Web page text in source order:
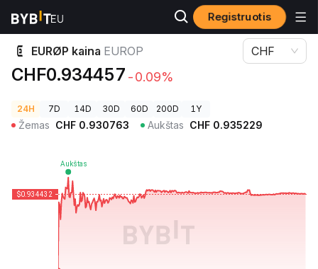
Registruotis
Kriptovaliutų kainos EURØP kaina EUROP
EURØP kaina EUROP
CHF0.934457 -0.09%
CHF
24H 7D 14D 30D 60D 200D 1Y
Žemas CHF 0.930763 Aukštas CHF 0.935229